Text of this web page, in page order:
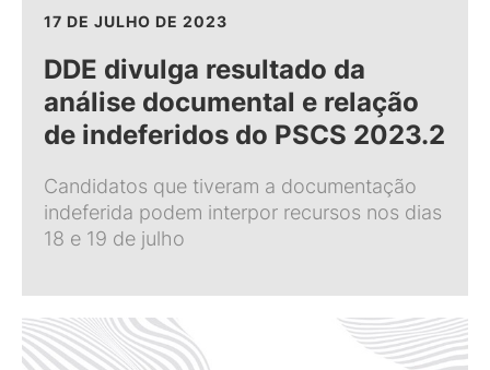
17 DE JULHO DE 2023
DDE divulga resultado da
análise documental e relação
de indeferidos do PSCS 2023.2
Candidatos que tiveram a documentação
indeferida podem interpor recursos nos dias
18 e 19 de julho